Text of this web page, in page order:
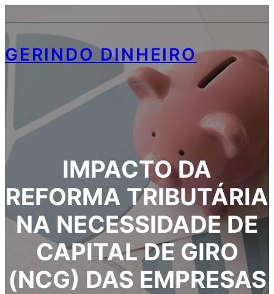
GERINDO DINHEIRO
IMPACTO DA
REFORMA TRIBUTÁRIA
NA NECESSIDADE DE
CAPITAL DE GIRO
(NCG) DAS EMPRESAS